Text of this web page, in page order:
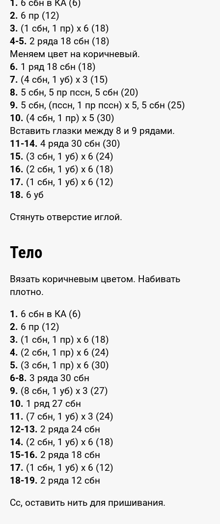
1. 6 сбн в КА (6)
2. 6 пр (12)
3. (1 сбн, 1 пр) х 6 (18)
4-5. 2 ряда 18 сбн (18)
Меняем цвет на коричневый.
6. 1 ряд 18 сбн (18)
7. (4 сбн, 1 уб) х 3 (15)
8. 5 сбн, 5 пр пссн, 5 сбн (20)
9. 5 сбн, (пссн, 1 пр пссн) х 5, 5 сбн (25)
10. (4 сбн, 1 пр) х 5 (30)
Вставить глазки между 8 и 9 рядами.
11-14. 4 ряда 30 сбн (30)
15. (3 сбн, 1 уб) х 6 (24)
16. (2 сбн, 1 уб) х 6 (18)
17. (1 сбн, 1 уб) х 6 (12)
18. 6 уб
Стянуть отверстие иглой.
Тело
Вязать коричневым цветом. Набивать
плотно.
1. 6 сбн в КА (6)
2. 6 пр (12)
3. (1 сбн, 1 пр) х 6 (18)
4. (2 сбн, 1 пр) х 6 (24)
5. (3 сбн, 1 пр) х 6 (30)
6-8. 3 ряда 30 сбн
9. (8 сбн, 1 уб) х 3 (27)
10. 1 ряд 27 сбн
11. (7 сбн, 1 уб) х 3 (24)
12-13. 2 ряда 24 сбн
14. (2 сбн, 1 уб) х 6 (18)
15-16. 2 ряда 18 сбн
17. (1 сбн, 1 уб) х 6 (12)
18-19. 2 ряда 12 сбн
Сс, оставить нить для пришивания.